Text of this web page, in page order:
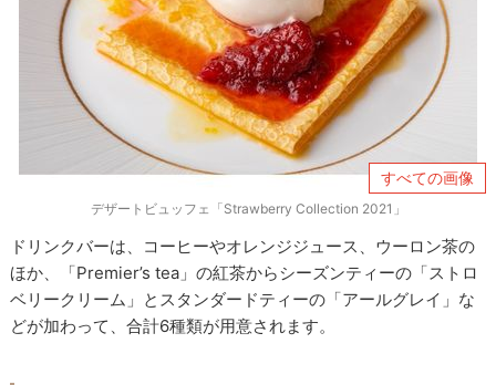
すべての画像
デザートビュッフェ「Strawberry Collection 2021」
ドリンクバーは、コーヒーやオレンジジュース、ウーロン茶の
ほか、「Premier’s tea」の紅茶からシーズンティーの「ストロ
ベリークリーム」とスタンダードティーの「アールグレイ」な
どが加わって、合計6種類が用意されます。